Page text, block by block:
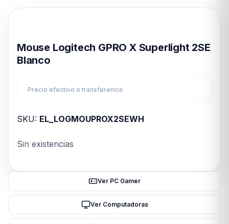
Mouse Logitech GPRO X Superlight 2SE
Blanco
Precio efectivo o transferencia
SKU: EL_LOGMOUPROX2SEWH
Sin existencias
Ver PC Gamer
Ver Computadoras